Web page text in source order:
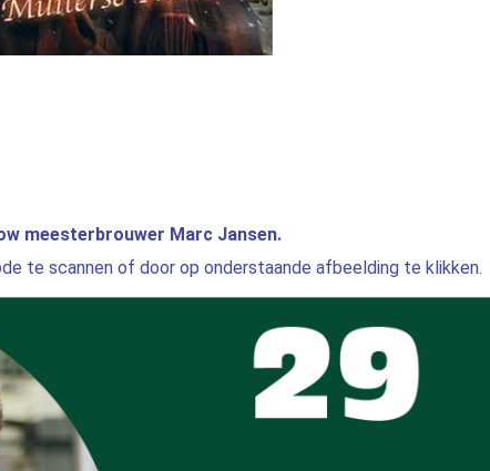
meesterbrouwer Marc Jansen.
te scannen of door op onderstaande afbeelding te klikken.